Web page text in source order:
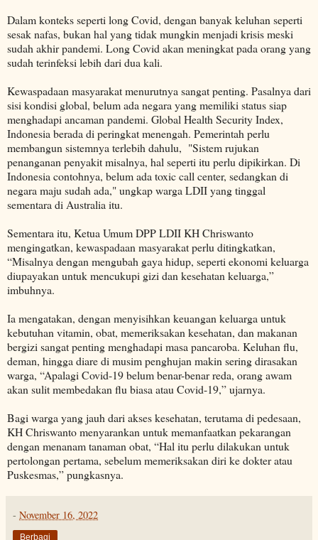
Dalam konteks seperti long Covid, dengan banyak keluhan seperti
sesak nafas, bukan hal yang tidak mungkin menjadi krisis meski
sudah akhir pandemi. Long Covid akan meningkat pada orang yang
sudah terinfeksi lebih dari dua kali.
Kewaspadaan masyarakat menurutnya sangat penting. Pasalnya dari
sisi kondisi global, belum ada negara yang memiliki status siap
menghadapi ancaman pandemi. Global Health Security Index,
Indonesia berada di peringkat menengah. Pemerintah perlu
membangun sistemnya terlebih dahulu, "Sistem rujukan
penanganan penyakit misalnya, hal seperti itu perlu dipikirkan. Di
Indonesia contohnya, belum ada toxic call center, sedangkan di
negara maju sudah ada," ungkap warga LDII yang tinggal
sementara di Australia itu.
Sementara itu, Ketua Umum DPP LDII KH Chriswanto
mengingatkan, kewaspadaan masyarakat perlu ditingkatkan,
“Misalnya dengan mengubah gaya hidup, seperti ekonomi keluarga
diupayakan untuk mencukupi gizi dan kesehatan keluarga,”
imbuhnya.
Ia mengatakan, dengan menyisihkan keuangan keluarga untuk
kebutuhan vitamin, obat, memeriksakan kesehatan, dan makanan
bergizi sangat penting menghadapi masa pancaroba. Keluhan flu,
deman, hingga diare di musim penghujan makin sering dirasakan
warga, “Apalagi Covid-19 belum benar-benar reda, orang awam
akan sulit membedakan flu biasa atau Covid-19,” ujarnya.
Bagi warga yang jauh dari akses kesehatan, terutama di pedesaan,
KH Chriswanto menyarankan untuk memanfaatkan pekarangan
dengan menanam tanaman obat, “Hal itu perlu dilakukan untuk
pertolongan pertama, sebelum memeriksakan diri ke dokter atau
Puskesmas,” pungkasnya.
- November 16, 2022
Berbagi